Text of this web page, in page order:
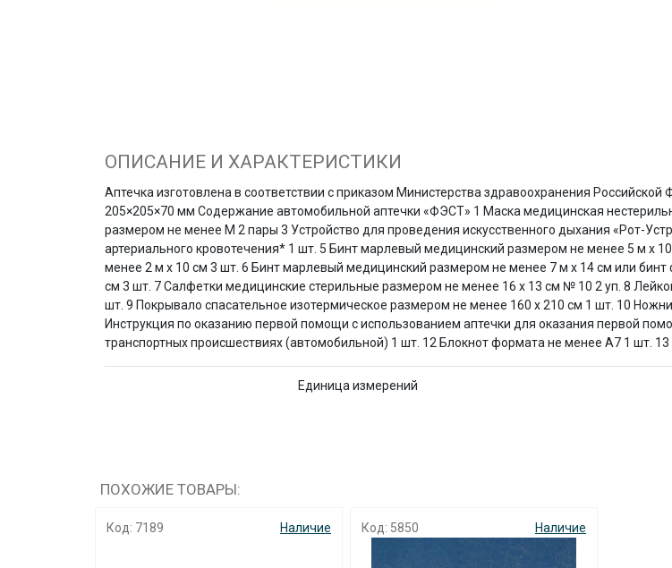
ОПИСАНИЕ И ХАРАКТЕРИСТИКИ
Аптечка изготовлена в соответствии с приказом Министерства здравоохранения
205×205×70 мм Содержание автомобильной аптечки «ФЭСТ» 1 Маска медицинская
размером не менее М 2 пары 3 Устройство для проведения искусственного дыхания «Рот-
артериального кровотечения* 1 шт. 5 Бинт марлевый медицинский размером не менее 5 м х
менее 2 м х 10 см 3 шт. 6 Бинт марлевый медицинский размером не менее 7 м х 14 см или
см 3 шт. 7 Салфетки медицинские стерильные размером не менее 16 х 13 см № 10 2 уп. 8
шт. 9 Покрывало спасательное изотермическое размером не менее 160 х 210 см 1 шт. 10
Инструкция по оказанию первой помощи с использованием аптечки для оказания первой
транспортных происшествиях (автомобильной) 1 шт. 12 Блокнот формата не менее А7 1 шт.
Единица измерений
ПОХОЖИЕ ТОВАРЫ:
Код: 7189 Наличие Код: 5850 Наличие
Оставшиеся75% будут
с вашей картыпо25%каждые 2
Подробнееоб оплате Плайтом
plait.ru